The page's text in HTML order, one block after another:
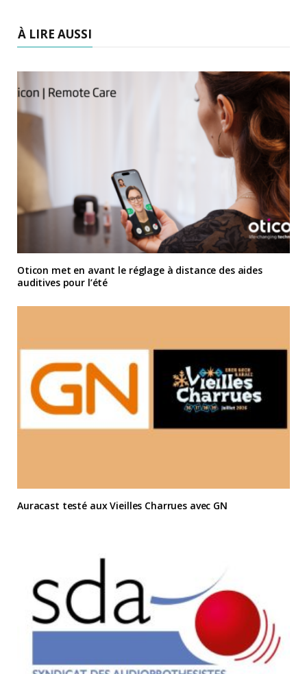
À LIRE AUSSI
Oticon met en avant le réglage à distance des aides
auditives pour l’été
Auracast testé aux Vieilles Charrues avec GN